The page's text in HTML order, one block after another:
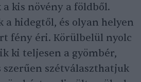
kis növény a földből.
a hidegtől, és olyan helyen
fény éri. Körülbelül nyolc
ki teljesen a gyömbér,
szerűen szétválaszthatjuk